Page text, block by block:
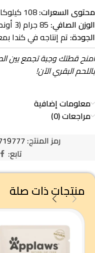
محتوى السعرات:
الوزن الصافي:
الجودة: تم إنتاجه في كندا
امنح قطتك وجبة تجمع بين
باللحم البقري الآن!
معلومات إضافية
مراجعات (0)
رمز المنتج:
تابع:
منتجات ذات صلة